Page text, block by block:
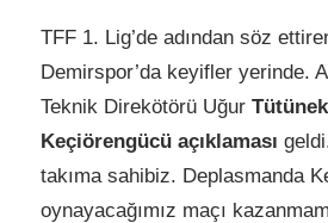
TFF 1. Lig’de adından söz
Demirspor’da keyifler yerinde.
Teknik Direkötörü Uğur
Keçiörengücü açıklaması
takıma sahibiz. Deplasmanda
oynayacağımız maçı